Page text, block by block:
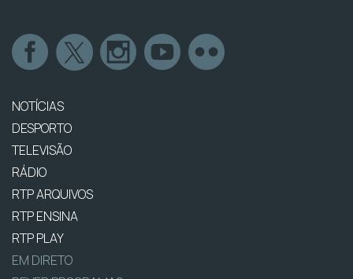
NOTÍCIAS
DESPORTO
TELEVISÃO
RÁDIO
RTP ARQUIVOS
RTP ENSINA
RTP PLAY
EM DIRETO